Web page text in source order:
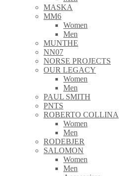
MASKA
MM6
Women
Men
MUNTHE
NN07
NORSE PROJECTS
OUR LEGACY
Women
Men
PAUL SMITH
PNTS
ROBERTO COLLINA
Women
Men
RODEBJER
SALOMON
Women
Men